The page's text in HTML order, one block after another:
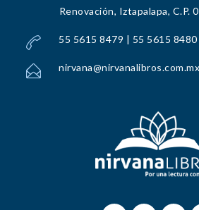
Renovación, Iztapalapa, C.P.
55 5615 8479 | 55 5615 8480
nirvana@nirvanalibros.com.mx